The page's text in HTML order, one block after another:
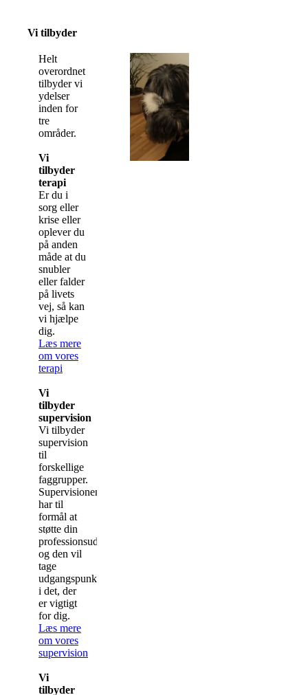
Vi tilbyder
Helt
overordnet
tilbyder vi
ydelser
inden for
tre
områder.
Vi
tilbyder
terapi
Er du i
sorg eller
krise eller
oplever du
på anden
måde at du
snubler
eller falder
på livets
vej, så kan
vi hjælpe
dig.
Læs mere
om vores
terapi
Vi
tilbyder
supervision
Vi tilbyder
supervision
til
forskellige
faggrupper.
Supervisionen
har til
formål at
støtte din
professionsudvikling,
og den vil
tage
udgangspunkt
i det, der
er vigtigt
for dig.
Læs mere
om vores
supervision
Vi
tilbyder